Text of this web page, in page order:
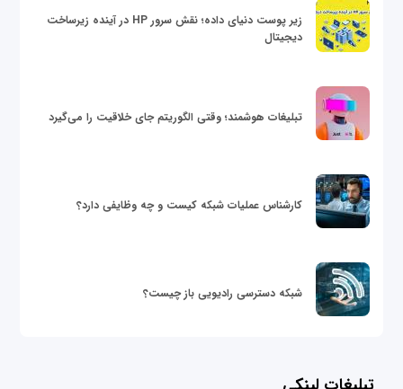
زیر پوست دنیای داده؛ نقش سرور HP در آینده زیرساخت
دیجیتال
تبلیغات هوشمند؛ وقتی الگوریتم جای خلاقیت را می‌گیرد
کارشناس عملیات شبکه کیست و چه وظایفی دارد؟
شبکه دسترسی رادیویی باز چیست؟